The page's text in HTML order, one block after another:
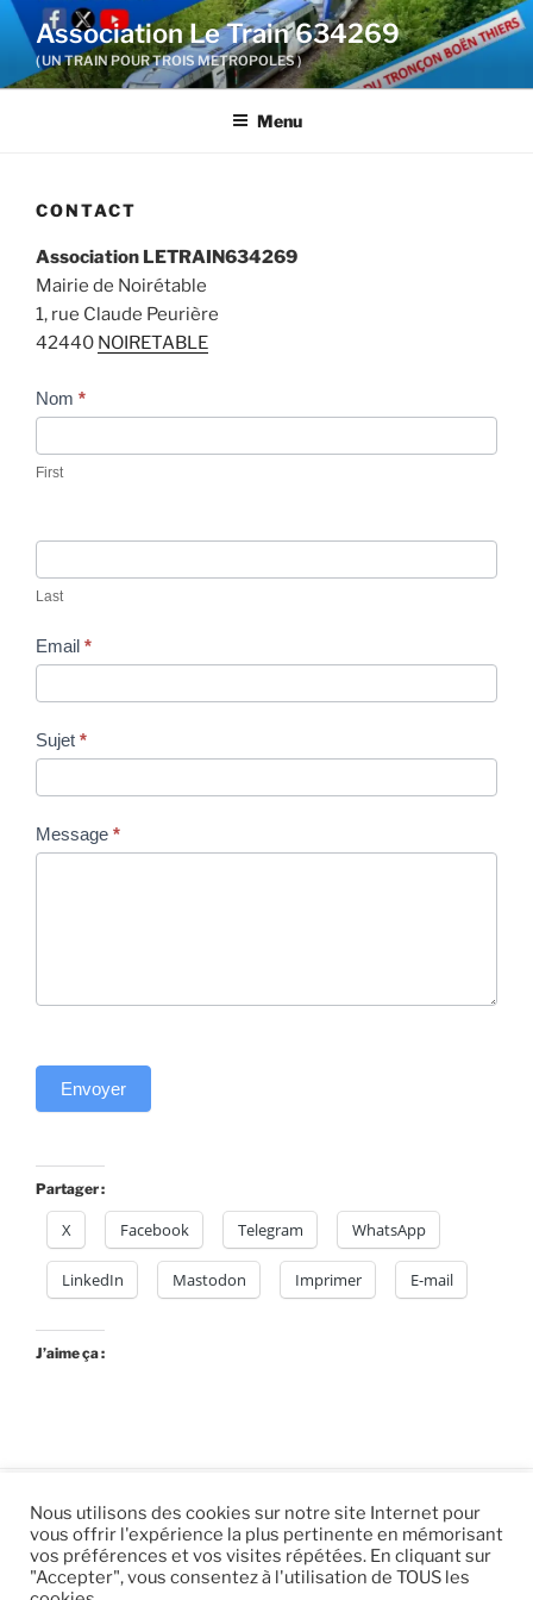
Aller
contenu
Association Le Train 634269
( UN TRAIN POUR TROIS METROPOLES )
Menu
CONTACT
Association LETRAIN634269
Mairie de Noirétable
1, rue Claude Peurière
42440 NOIRETABLE
Nous
contacter
Nom *
First
Last
Email *
Sujet *
Message *
Envoyer
Partager :
X Facebook Telegram WhatsApp
LinkedIn Mastodon Imprimer E-mail
J’aime ça :
© 2026 |Mentions légales|Hébergement Eur’Net.|
RSS|sitemap
Nous utilisons des cookies sur notre site Internet pour
vous offrir l'expérience la plus pertinente en mémorisant
vos préférences et vos visites répétées. En cliquant sur
"Accepter", vous consentez à l'utilisation de TOUS les